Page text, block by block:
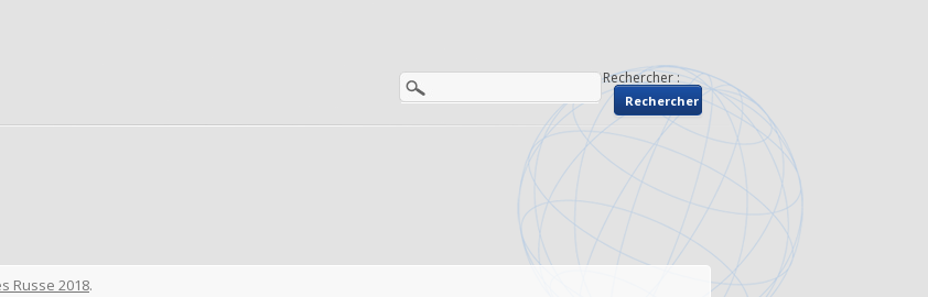
Rechercher :
Russe 2018.